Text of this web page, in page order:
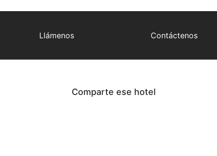
Llámenos Contáctenos
Comparte ese hotel